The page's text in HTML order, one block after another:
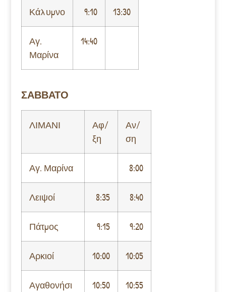
Κάλυμνο 9:10 13:30
Αγ.
Μαρίνα
14:40
ΣΑΒΒΑΤΟ
ΛΙΜΑΝΙ
Αφ/
ξη
Αν/
ση
Αγ. Μαρίνα 8:00
Λειψοί 8:35 8:40
Πάτμος 9:15 9:20
Αρκιοί 10:00 10:05
Αγαθονήσι 10:50 10:55